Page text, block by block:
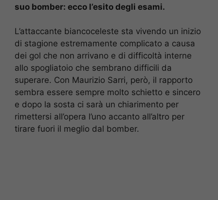
suo bomber: ecco l’esito degli esami.
L’attaccante biancoceleste sta vivendo un inizio
di stagione estremamente complicato a causa
dei gol che non arrivano e di difficoltà interne
allo spogliatoio che sembrano difficili da
superare. Con Maurizio Sarri, però, il rapporto
sembra essere sempre molto schietto e sincero
e dopo la sosta ci sarà un chiarimento per
rimettersi all’opera l’uno accanto all’altro per
tirare fuori il meglio dal bomber.